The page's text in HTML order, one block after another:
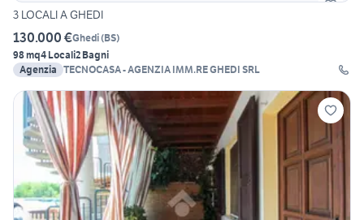
3 LOCALI A GHEDI
130.000 €Ghedi(BS)
98 mq4 Locali2 Bagni
Agenzia TECNOCASA - AGENZIA IMM.RE GHEDI SRL